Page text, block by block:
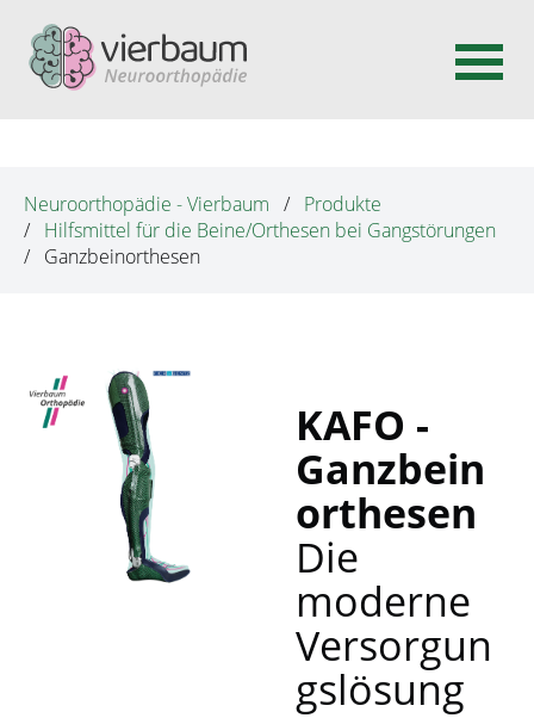
Neuroorthopädie - Vierbaum
Produkte
Hilfsmittel für die Beine/Orthesen bei Gangstörungen
Ganzbeinorthesen
KAFO -
Ganzbein
orthesen
Die
moderne
Versorgun
gslösung